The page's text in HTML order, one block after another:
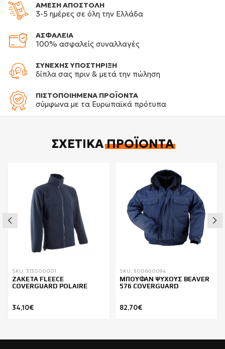
ΑΜΕΣΗ ΑΠΟΣΤΟΛΗ
3-5 ημέρες σε όλη την Ελλάδα
ΑΣΦΑΛΕΙΑ
100% ασφαλείς συναλλαγές
ΣΥΝΕΧΗΣ ΥΠΟΣΤΗΡΙΞΗ
δίπλα σας πριν & μετά την πώληση
ΠΙΣΤΟΠΟΙΗΜΕΝΑ ΠΡΟΪΟΝΤΑ
σύμφωνα με τα Ευρωπαϊκά πρότυπα
ΣΧΕΤΙΚΆΠΡΟΪΌΝΤΑ
SKU: 313000001
ΖΑΚΕΤΑ FLEECE
COVERGUARD POLAIRE
34,10€
SKU: 300600094
ΜΠΟΥΦΑΝ ΨΥΧΟΥΣ BEAVER
576 COVERGUARD
82,70€